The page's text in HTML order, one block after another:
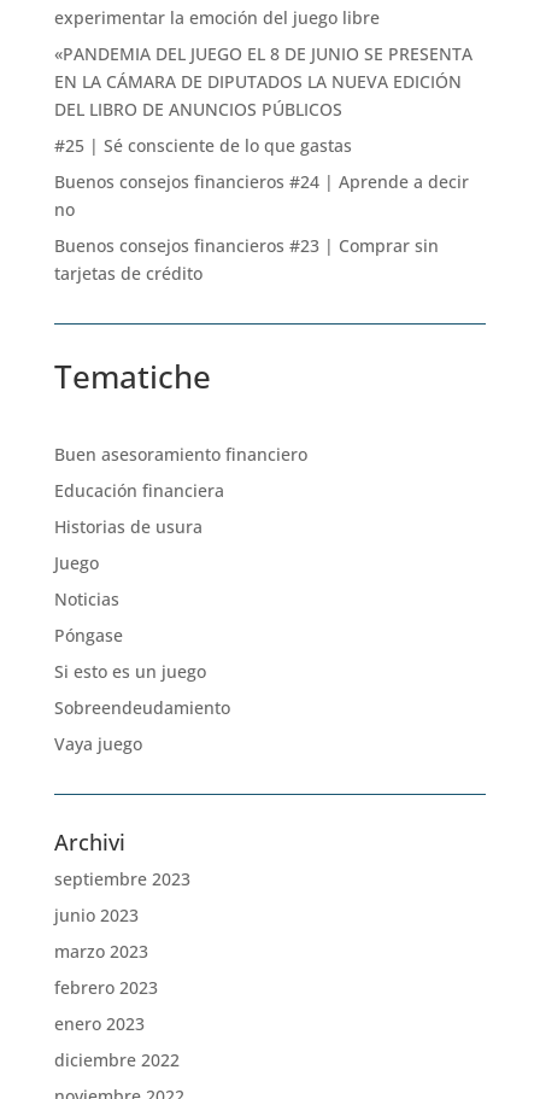
experimentar la emoción del juego libre
«PANDEMIA DEL JUEGO EL 8 DE JUNIO SE PRESENTA
EN LA CÁMARA DE DIPUTADOS LA NUEVA EDICIÓN
DEL LIBRO DE ANUNCIOS PÚBLICOS
#25 | Sé consciente de lo que gastas
Buenos consejos financieros #24 | Aprende a decir
no
Buenos consejos financieros #23 | Comprar sin
tarjetas de crédito
Tematiche
Buen asesoramiento financiero
Educación financiera
Historias de usura
Juego
Noticias
Póngase
Si esto es un juego
Sobreendeudamiento
Vaya juego
Archivi
septiembre 2023
junio 2023
marzo 2023
febrero 2023
enero 2023
diciembre 2022